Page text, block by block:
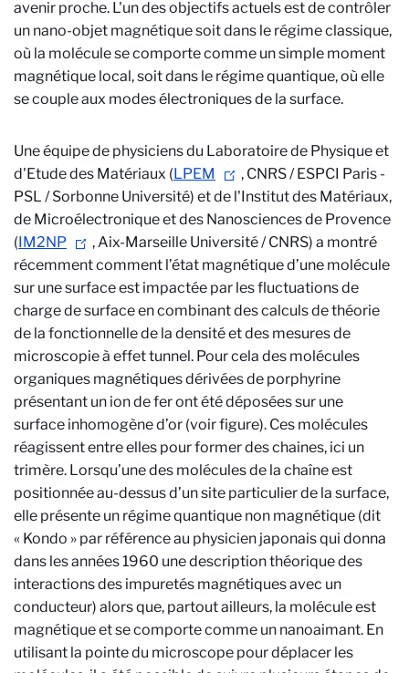
avenir proche. L'un des objectifs actuels est de contrôler
un nano-objet magnétique soit dans le régime classique,
où la molécule se comporte comme un simple moment
magnétique local, soit dans le régime quantique, où elle
se couple aux modes électroniques de la surface.
Une équipe de physiciens du Laboratoire de Physique et
d'Etude des Matériaux (LPEM
, CNRS / ESPCI Paris -
PSL / Sorbonne Université) et de l'Institut des Matériaux,
de Microélectronique et des Nanosciences de Provence
(IM2NP , Aix-Marseille Université / CNRS) a montré
récemment comment l’état magnétique d’une molécule
sur une surface est impactée par les fluctuations de
charge de surface en combinant des calculs de théorie
de la fonctionnelle de la densité et des mesures de
microscopie à effet tunnel. Pour cela des molécules
organiques magnétiques dérivées de porphyrine
présentant un ion de fer ont été déposées sur une
surface inhomogène d’or (voir figure). Ces molécules
réagissent entre elles pour former des chaines, ici un
trimère. Lorsqu’une des molécules de la chaîne est
positionnée au-dessus d’un site particulier de la surface,
elle présente un régime quantique non magnétique (dit
« Kondo » par référence au physicien japonais qui donna
dans les années 1960 une description théorique des
interactions des impuretés magnétiques avec un
conducteur) alors que, partout ailleurs, la molécule est
magnétique et se comporte comme un nanoaimant. En
utilisant la pointe du microscope pour déplacer les